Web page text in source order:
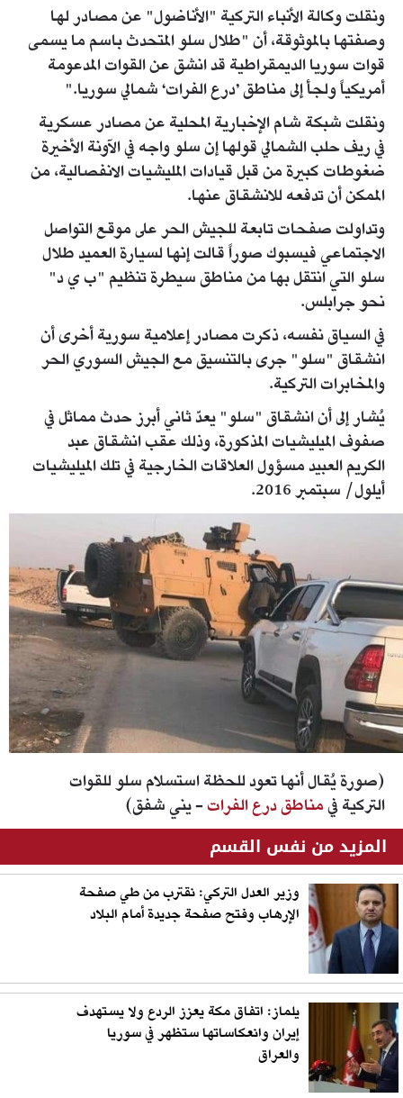
ونقلت وكالة الأنباء التركية "الأناضول" عن مصادر لها
وصفتها بالموثوقة، أن "طلال سلو المتحدث باسم ما يسمى
قوات سوريا الديمقراطية قد انشق عن القوات المدعومة
أمريكياً ولجأ إلى مناطق ’درع الفرات‘ شمالي سوريا."
ونقلت شبكة شام الإخبارية المحلية عن مصادر عسكرية
في ريف حلب الشمالي قولها إن سلو واجه في الآونة الأخيرة
ضغوطات كبيرة من قبل قيادات المليشيات الانفصالية، من
الممكن أن تدفعه للانشقاق عنها.
وتداولت صفحات تابعة للجيش الحر على موقع التواصل
الاجتماعي فيسبوك صوراً قالت إنها لسيارة العميد طلال
سلو التي انتقل بها من مناطق سيطرة تنظيم "ب ي د"
نحو جرابلس.
في السياق نفسه، ذكرت مصادر إعلامية سورية أخرى أن
انشقاق "سلو" جرى بالتنسيق مع الجيش السوري الحر
والمخابرات التركية.
يُشار إلى أن انشقاق "سلو" يعدّ ثاني أبرز حدث مماثل في
صفوف الميليشيات المذكورة، وذلك عقب انشقاق عبد
الكريم العبيد مسؤول العلاقات الخارجية في تلك الميليشيات
أيلول/ سبتمبر 2016.
resized_14b54-
(صورة يُقال أنها تعود للحظة استسلام سلو للقوات
التركية فيمناطق درع الفرات- يني شفق)
المزيد من نفس القسم
وزير العدل التركي: نقترب من طي صفحة
الإرهاب وفتح صفحة جديدة أمام البلاد
يلماز: اتفاق مكة يعزز الردع ولا يستهدف
إيران وانعكاساتها ستظهر في سوريا
والعراق